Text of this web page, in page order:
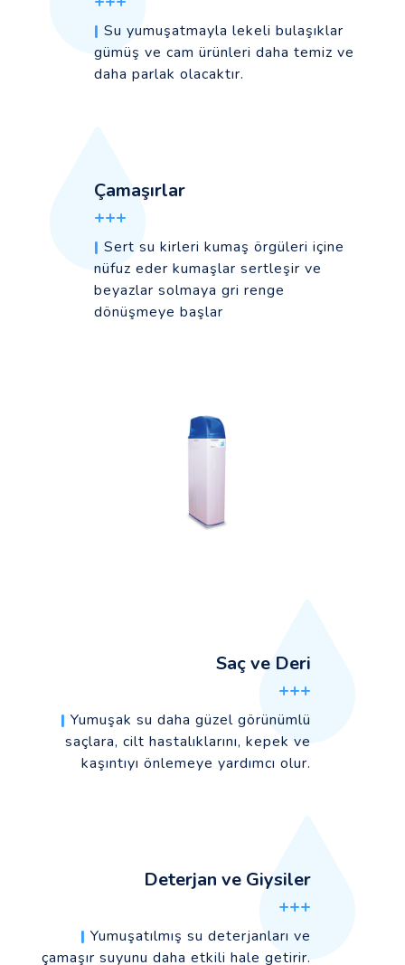
Saç ve Deri
+++
| Yumuşak su daha güzel görünümlü
saçlara, cilt hastalıklarını, kepek ve
kaşıntıyı önlemeye yardımcı olur.
Deterjan ve Giysiler
+++
| Yumuşatılmış su deterjanları ve
çamaşır suyunu daha etkili hale getirir.
| Su yumuşatmayla lekeli bulaşıklar
gümüş ve cam ürünleri daha temiz ve
daha parlak olacaktır.
Çamaşırlar
+++
| Sert su kirleri kumaş örgüleri içine
nüfuz eder kumaşlar sertleşir ve
beyazlar solmaya gri renge
dönüşmeye başlar